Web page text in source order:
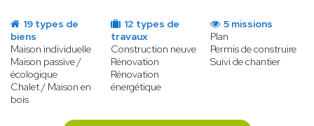
19 types de
biens
Maison individuelle
Maison passive /
écologique
Chalet / Maison en
bois
12 types de
travaux
Construction neuve
Rénovation
Rénovation
énergétique
5 missions
Plan
Permis de construire
Suivi de chantier